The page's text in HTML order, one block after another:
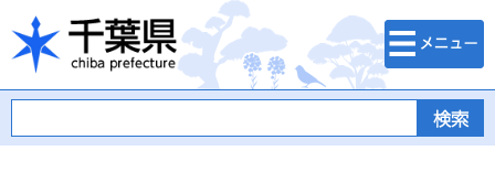
千葉県
検索・メニュ
ー